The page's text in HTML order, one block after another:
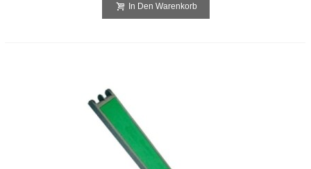
In Den Warenkorb